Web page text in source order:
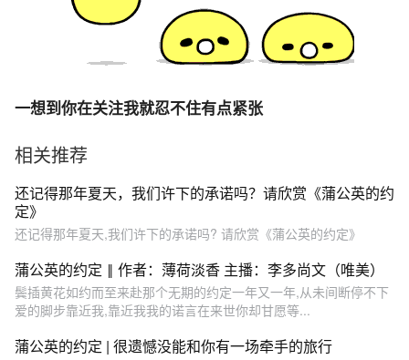
一想到你在关注我就忍不住有点紧张
相关推荐
还记得那年夏天，我们许下的承诺吗？请欣赏《蒲公英的约
定》
还记得那年夏天,我们许下的承诺吗? 请欣赏《蒲公英的约定》
蒲公英的约定 ‖ 作者：薄荷淡香 主播：李多尚文（唯美）
鬓插黄花如约而至来赴那个无期的约定一年又一年,从未间断停不下
爱的脚步靠近我,靠近我我的诺言在来世你却甘愿等...
蒲公英的约定 | 很遗憾没能和你有一场牵手的旅行